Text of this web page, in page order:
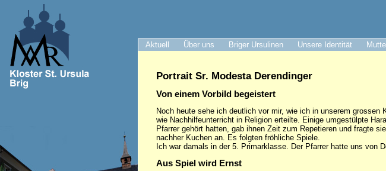
Aktuell Über uns Briger Ursulinen Unsere Identität
Portrait Sr. Modesta Derendinger
Von einem Vorbild begeistert
Noch heute sehe ich deutlich vor mir, wie ich in unserem
wie Nachhilfeunterricht in Religion erteilte. Einige umgestülpte
Pfarrer gehört hatten, gab ihnen Zeit zum Repetieren und fragte
nachher Kuchen an. Es folgten fröhliche Spiele.
Ich war damals in der 5. Primarklasse. Der Pfarrer hatte uns von
Aus Spiel wird Ernst